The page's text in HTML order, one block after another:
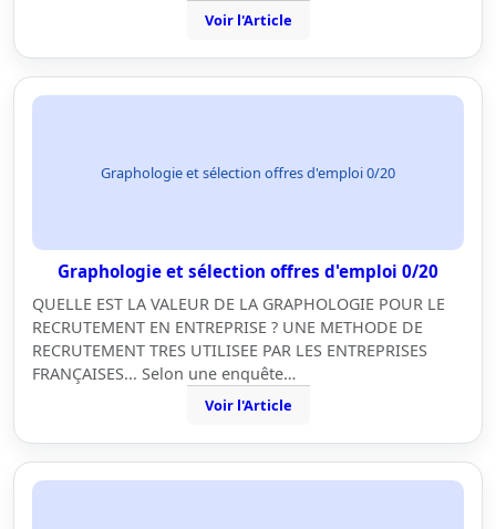
Voir l'Article
Graphologie et sélection offres d'emploi 0/20
Graphologie et sélection offres d'emploi 0/20
QUELLE EST LA VALEUR DE LA GRAPHOLOGIE POUR LE
RECRUTEMENT EN ENTREPRISE ? UNE METHODE DE
RECRUTEMENT TRES UTILISEE PAR LES ENTREPRISES
FRANÇAISES... Selon une enquête…
Voir l'Article